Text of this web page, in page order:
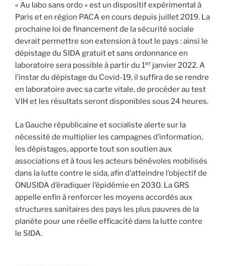
« Au labo sans ordo » est un dispositif expérimental à
Paris et en région PACA en cours depuis juillet 2019. La
prochaine loi de financement de la sécurité sociale
devrait permettre son extension à tout le pays : ainsi le
dépistage du SIDA gratuit et sans ordonnance en
laboratoire sera possible à partir du 1er janvier 2022. A
l’instar du dépistage du Covid-19, il suffira de se rendre
en laboratoire avec sa carte vitale, de procéder au test
VIH et les résultats seront disponibles sous 24 heures.
La Gauche républicaine et socialiste alerte sur la
nécessité de multiplier les campagnes d’information,
les dépistages, apporte tout son soutien aux
associations et à tous les acteurs bénévoles mobilisés
dans la lutte contre le sida, afin d’atteindre l’objectif de
ONUSIDA d’éradiquer l’épidémie en 2030. La GRS
appelle enfin à renforcer les moyens accordés aux
structures sanitaires des pays les plus pauvres de la
planète pour une réelle efficacité dans la lutte contre
le SIDA.